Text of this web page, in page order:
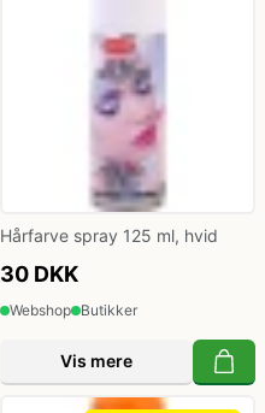
Hårfarve spray 125 ml, hvid
30 DKK
Webshop Butikker
Vis mere